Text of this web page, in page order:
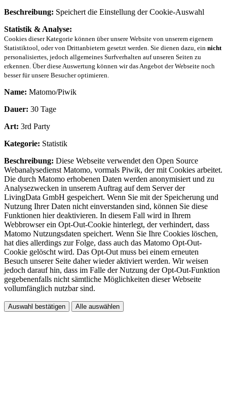
Beschreibung: Speichert die Einstellung der Cookie-Auswahl
Statistik & Analyse:
Cookies dieser Kategorie können über unsere Website von unserem eigenem
Statistiktool, oder von Drittanbietern gesetzt werden. Sie dienen dazu, ein nicht
personalisiertes, jedoch allgemeines Surfverhalten auf unseren Seiten zu
erkennen. Über diese Auswertung können wir das Angebot der Webseite noch
besser für unsere Besucher optimieren.
Name: Matomo/Piwik
Dauer: 30 Tage
Art: 3rd Party
Kategorie: Statistik
Beschreibung: Diese Webseite verwendet den Open Source
Webanalysedienst Matomo, vormals Piwik, der mit Cookies arbeitet.
Die durch Matomo erhobenen Daten werden anonymisiert und zu
Analysezwecken in unserem Auftrag auf dem Server der
LivingData GmbH gespeichert. Wenn Sie mit der Speicherung und
Nutzung Ihrer Daten nicht einverstanden sind, können Sie diese
Funktionen hier deaktivieren. In diesem Fall wird in Ihrem
Webbrowser ein Opt-Out-Cookie hinterlegt, der verhindert, dass
Matomo Nutzungsdaten speichert. Wenn Sie Ihre Cookies löschen,
hat dies allerdings zur Folge, dass auch das Matomo Opt-Out-
Cookie gelöscht wird. Das Opt-Out muss bei einem erneuten
Besuch unserer Seite daher wieder aktiviert werden. Wir weisen
jedoch darauf hin, dass im Falle der Nutzung der Opt-Out-Funktion
gegebenenfalls nicht sämtliche Möglichkeiten dieser Webseite
vollumfänglich nutzbar sind.
Auswahl bestätigen Alle auswählen